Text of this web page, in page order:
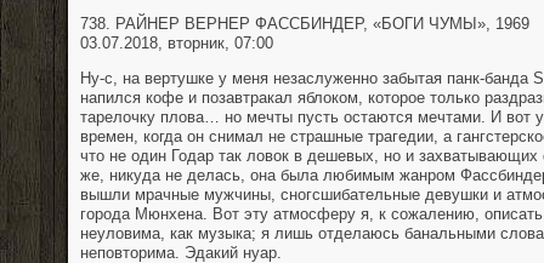
738. РАЙНЕР ВЕРНЕР ФАССБИНДЕР, «БОГИ ЧУМЫ», 1969
03.07.2018, вторник, 07:00
Ну-с, на вертушке у меня незаслуженно забытая панк-банда
напился кофе и позавтракал яблоком, которое только
тарелочку плова… но мечты пусть остаются мечтами. И вот
времен, когда он снимал не страшные трагедии, а
что не один Годар так ловок в дешевых, но и
же, никуда не делась, она была любимым жанром
вышли мрачные мужчины, сногсшибательные девушки и
города Мюнхена. Вот эту атмосферу я, к сожалению, описать
неуловима, как музыка; я лишь отделаюсь банальными
неповторима. Эдакий нуар.